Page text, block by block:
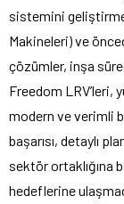
sistemini
Makineleri) ve
çözümler, inşa
Freedom
modern ve verimli
başarısı, detaylı
sektör ortaklığına
hedeflerine